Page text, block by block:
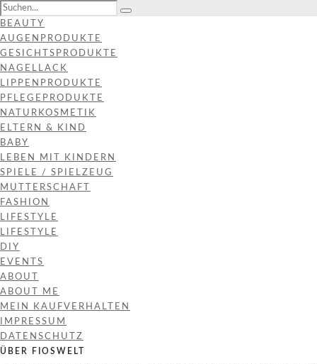
BEAUTY
AUGENPRODUKTE
GESICHTSPRODUKTE
NAGELLACK
LIPPENPRODUKTE
PFLEGEPRODUKTE
NATURKOSMETIK
ELTERN & KIND
BABY
LEBEN MIT KINDERN
SPIELE / SPIELZEUG
MUTTERSCHAFT
FASHION
LIFESTYLE
LIFESTYLE
DIY
EVENTS
ABOUT
ABOUT ME
MEIN KAUFVERHALTEN
IMPRESSUM
DATENSCHUTZ
ÜBER FIOSWELT